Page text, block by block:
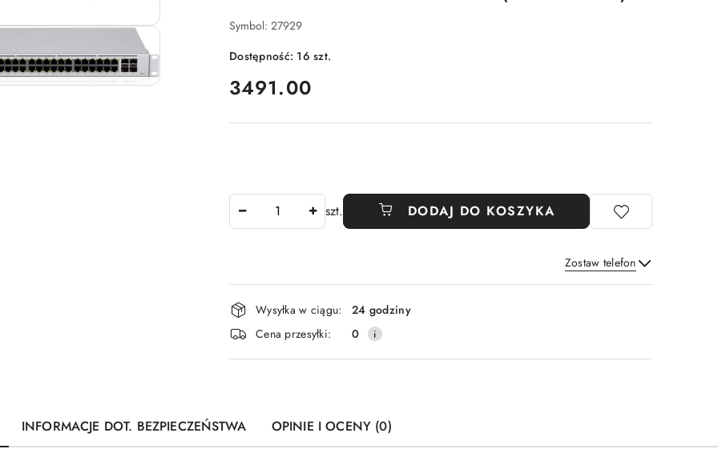
Symbol: 27929
Dostępność: 16szt.
cena:
3491.00
szt. DODAJ DO KOSZYKA
Zostaw telefon
Wyślij
Dostępność
i
dostawa
Wysyłka w ciągu:
24 godziny
Cena przesyłki:
0
INFORMACJE DOT. BEZPIECZEŃSTWA OPINIE I OCENY (0)